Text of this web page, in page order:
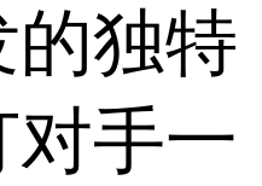
的独特
手一